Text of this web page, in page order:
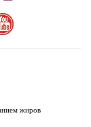
жиров